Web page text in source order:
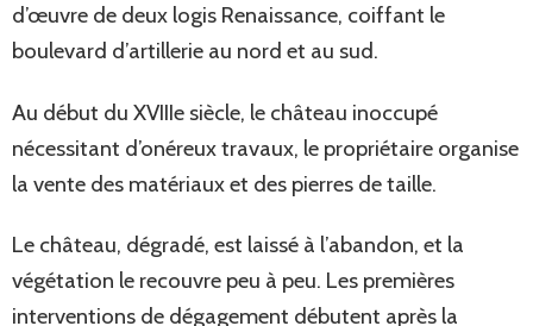
d’œuvre de deux logis Renaissance, coiffant le
boulevard d’artillerie au nord et au sud.
Au début du XVIIIe siècle, le château inoccupé
nécessitant d’onéreux travaux, le propriétaire organise
la vente des matériaux et des pierres de taille.
Le château, dégradé, est laissé à l’abandon, et la
végétation le recouvre peu à peu. Les premières
interventions de dégagement débutent après la